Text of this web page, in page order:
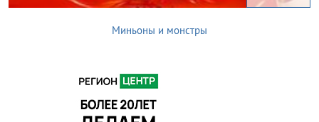
Миньоны и монстры